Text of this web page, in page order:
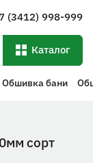
(3412) 998-999
Каталог
Обшивка бани
сорт